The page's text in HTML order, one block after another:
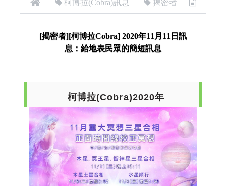
柯博拉(Cobra)訊息 揭密者
民眾的簡短訊息
[揭密者][柯博拉Cobra] 2020年11月11日訊
息：給地表民眾的簡短訊息
柯博拉(Cobra)2020年